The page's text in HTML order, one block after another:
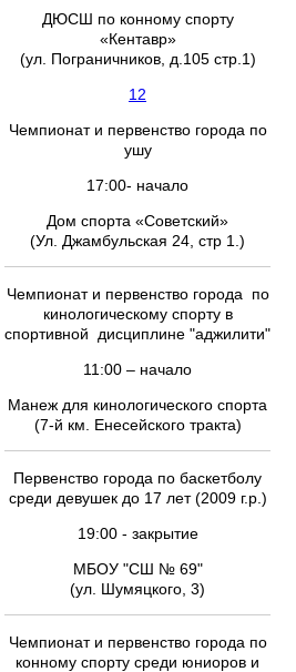
ДЮСШ по конному спорту
«Кентавр»
(ул. Пограничников, д.105 стр.1)
12
Чемпионат и первенство города по
ушу
17:00- начало
Дом спорта «Советский»
(Ул. Джамбульская 24, стр 1.)
Чемпионат и первенство города по
кинологическому спорту в
спортивной дисциплине "аджилити"
11:00 – начало
Манеж для кинологического спорта
(7-й км. Енесейского тракта)
Первенство города по баскетболу
среди девушек до 17 лет (2009 г.р.)
19:00 - закрытие
МБОУ "СШ № 69"
(ул. Шумяцкого, 3)
Чемпионат и первенство города по
конному спорту среди юниоров и